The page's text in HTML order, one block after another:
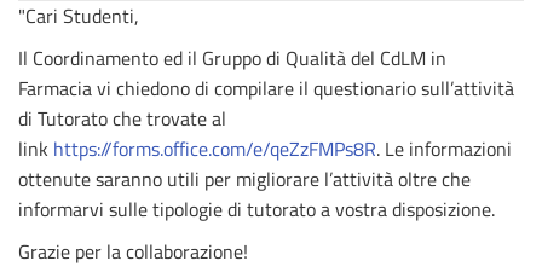
"Cari Studenti,
Il Coordinamento ed il Gruppo di Qualità del CdLM in
Farmacia vi chiedono di compilare il questionario sull’attività
di Tutorato che trovate al
link https://forms.office.com/e/qeZzFMPs8R. Le informazioni
ottenute saranno utili per migliorare l’attività oltre che
informarvi sulle tipologie di tutorato a vostra disposizione.
Grazie per la collaborazione!